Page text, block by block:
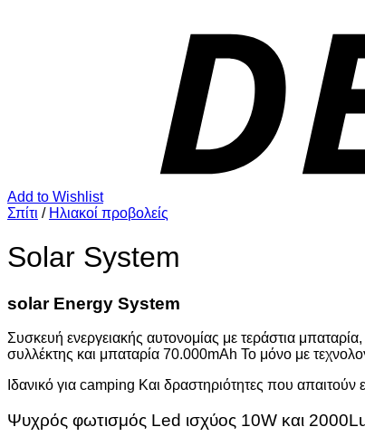
Add to Wishlist
Σπίτι / Ηλιακοί προβολείς
Solar System
solar Energy System
Συσκευή ενεργειακής αυτονομίας με τεράστια
συλλέκτης και μπαταρία 70.000mAh To μόνο με
Ιδανικό για camping Και δραστηριότητες που
Ψυχρός φωτισμός Led ισχύος 10W και